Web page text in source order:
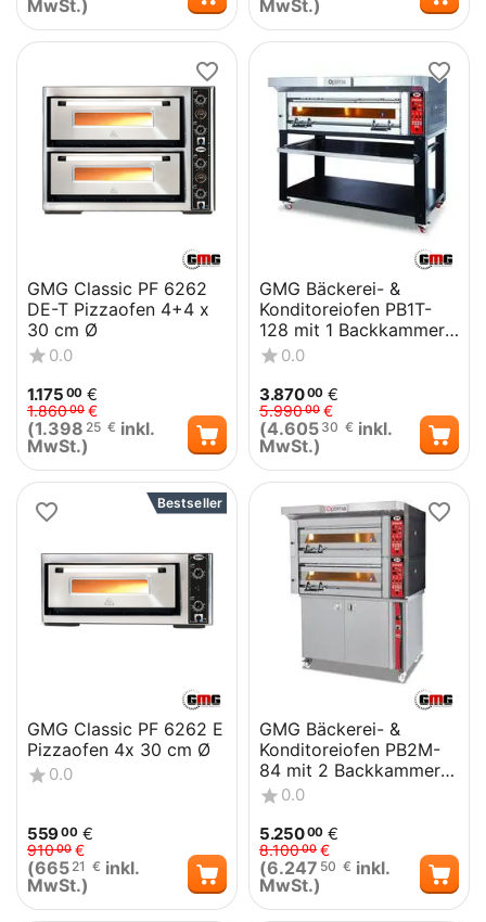
MwSt.)
MwSt.)
GMG Classic PF 6262
DE-T Pizzaofen 4+4 x
30 cm Ø
0.0
1.175 00 €
1.86000 €
(1.398 25 € inkl.
MwSt.)
GMG Bäckerei- &
Konditoreiofen PB1T-
128 mit 1 Backkammer,
Vollschamott, und
0.0
3.87000 €
5.99000 €
(4.605 30 € inkl.
MwSt.)
Bestseller
GMG Classic PF 6262 E
Pizzaofen 4x 30 cm Ø
0.0
55900 €
91000 €
(665 21 € inkl.
MwSt.)
GMG Bäckerei- &
Konditoreiofen PB2M-
84 mit 2 Backkammern,
Vollschamott und
Gärschrank
0.0
5.25000 €
8.10000 €
(6.247 50 € inkl.
MwSt.)